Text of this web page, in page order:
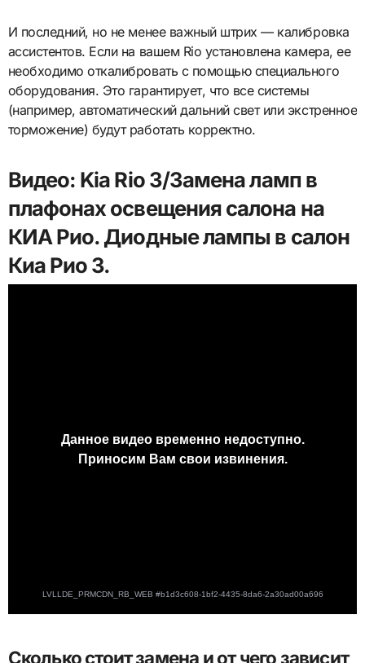
И последний, но не менее важный штрих — калибровка
ассистентов. Если на вашем Rio установлена камера, ее
необходимо откалибровать с помощью специального
оборудования. Это гарантирует, что все системы
(например, автоматический дальний свет или экстренное
торможение) будут работать корректно.
Видео: Kia Rio 3/Замена ламп в
плафонах освещения салона на
КИА Рио. Диодные лампы в салон
Киа Рио 3.
Сколько стоит замена и от чего зависит